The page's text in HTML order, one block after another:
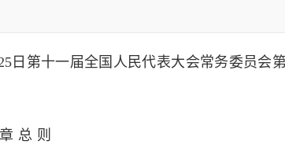
日第十一届全国人民代表大会常务委员会
则